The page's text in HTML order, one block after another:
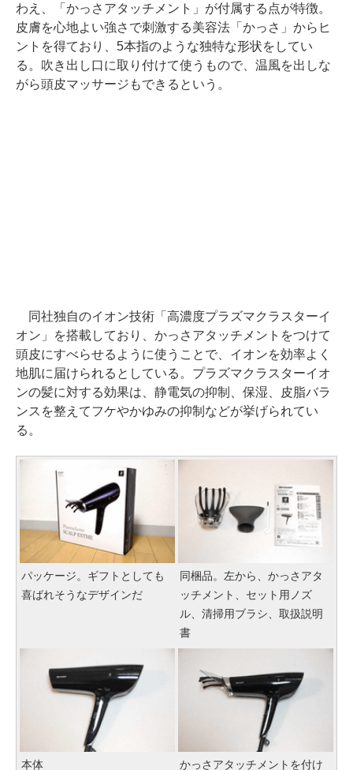
わえ、「かっさアタッチメント」が付属する点が特徴。
皮膚を心地よい強さで刺激する美容法「かっさ」からヒ
ントを得ており、5本指のような独特な形状をしてい
る。吹き出し口に取り付けて使うもので、温風を出しな
がら頭皮マッサージもできるという。
同社独自のイオン技術「高濃度プラズマクラスターイ
オン」を搭載しており、かっさアタッチメントをつけて
頭皮にすべらせるように使うことで、イオンを効率よく
地肌に届けられるとしている。プラズマクラスターイオ
ンの髪に対する効果は、静電気の抑制、保湿、皮脂バラ
ンスを整えてフケやかゆみの抑制などが挙げられてい
る。
パッケージ。ギフトとしても
喜ばれそうなデザインだ
同梱品。左から、かっさアタ
ッチメント、セット用ノズ
ル、清掃用ブラシ、取扱説明
書
本体
かっさアタッチメントを付け